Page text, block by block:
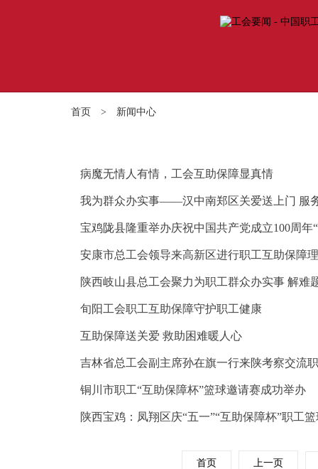
首页 > 新闻中心
病魔无情人有情，工会互助保障显真情
我为群众办实事——汉中南郑区关爱送上门 服
宝鸡陇县隆重举办庆祝中国共产党成立100周年
安康市总工会领导来高新区进行职工互助保障
陕西岐山县总工会聚力为职工群众办实事 解难
旬阳工会职工互助保障守护职工健康
互助保障送关爱 救助困难暖人心
吉林省总工会副主席孙在旗一行来陕考察交流
铜川市职工“互助保障杯”篮球邀请赛成功举办
陕西宝鸡：凤翔区庆“五一”“互助保障杯”职工
首页 上一页